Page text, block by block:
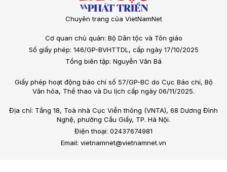
Chuyên trang của VietNamNet
Cơ quan chủ quản: Bộ Dân tộc và Tôn giáo
Số giấy phép: 146/GP-BVHTTDL, cấp ngày 17/10/2025
Tổng biên tập: Nguyễn Văn Bá
Giấy phép hoạt động báo chí số 57/GP-BC do Cục Báo chí, Bộ
Văn hóa, Thể thao và Du lịch cấp ngày 06/11/2025.
Địa chỉ: Tầng 18, Toà nhà Cục Viễn thông (VNTA), 68 Dương Đình
Nghệ, phường Cầu Giấy, TP. Hà Nội.
Điện thoại: 02437674981
Email: vietnamnet@vietnamnet.vn